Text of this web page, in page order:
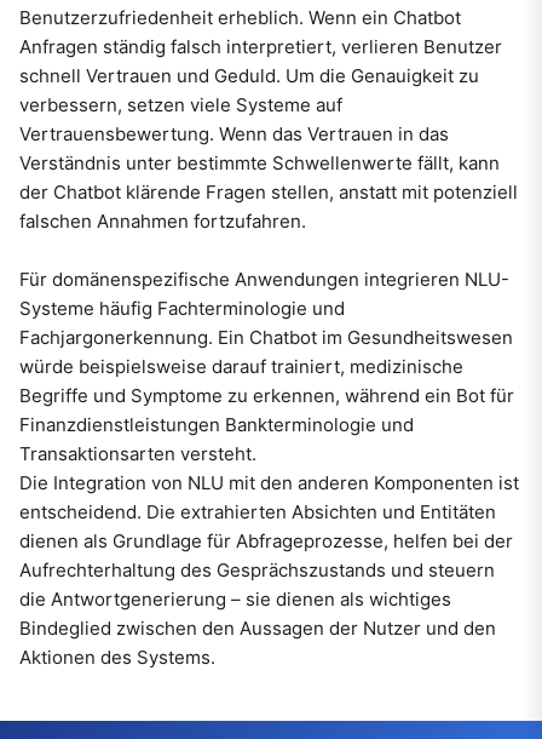
Benutzerzufriedenheit erheblich. Wenn ein Chatbot
Anfragen ständig falsch interpretiert, verlieren Benutzer
schnell Vertrauen und Geduld. Um die Genauigkeit zu
verbessern, setzen viele Systeme auf
Vertrauensbewertung. Wenn das Vertrauen in das
Verständnis unter bestimmte Schwellenwerte fällt, kann
der Chatbot klärende Fragen stellen, anstatt mit potenziell
falschen Annahmen fortzufahren.
Für domänenspezifische Anwendungen integrieren NLU-
Systeme häufig Fachterminologie und
Fachjargonerkennung. Ein Chatbot im Gesundheitswesen
würde beispielsweise darauf trainiert, medizinische
Begriffe und Symptome zu erkennen, während ein Bot für
Finanzdienstleistungen Bankterminologie und
Transaktionsarten versteht.
Die Integration von NLU mit den anderen Komponenten ist
entscheidend. Die extrahierten Absichten und Entitäten
dienen als Grundlage für Abfrageprozesse, helfen bei der
Aufrechterhaltung des Gesprächszustands und steuern
die Antwortgenerierung – sie dienen als wichtiges
Bindeglied zwischen den Aussagen der Nutzer und den
Aktionen des Systems.